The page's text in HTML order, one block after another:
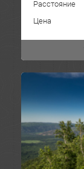
Расстояние
Цена